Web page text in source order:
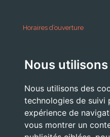
Nous
Nous utilisons des
technologies de suivi
expérience de
vous montrer un
Horaires d’ouverture
Lundi . Mardi : 10h 12h /16h
Jeudi . Vendredi : 13h30 / 17h